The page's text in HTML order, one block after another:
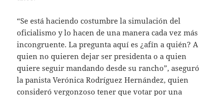
“Se está haciendo costumbre la simulación del
oficialismo y lo hacen de una manera cada vez más
incongruente. La pregunta aquí es ¿afín a quién? A
quien no quieren dejar ser presidenta o a quien
quiere seguir mandando desde su rancho”, aseguró
la panista Verónica Rodríguez Hernández, quien
consideró vergonzoso tener que votar por una